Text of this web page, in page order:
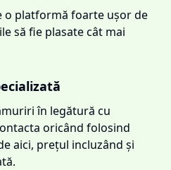
o platformă foarte ușor de
să fie plasate cât mai
în legătură cu
oricând folosind
aici, prețul incluzând și